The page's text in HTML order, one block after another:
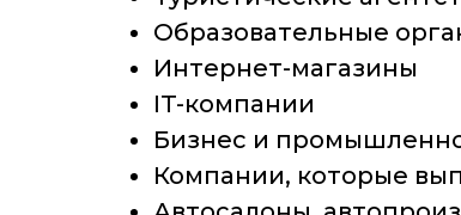
Образовательные
Интернет-магазины
IT-компании
Бизнес и
Компании, которые